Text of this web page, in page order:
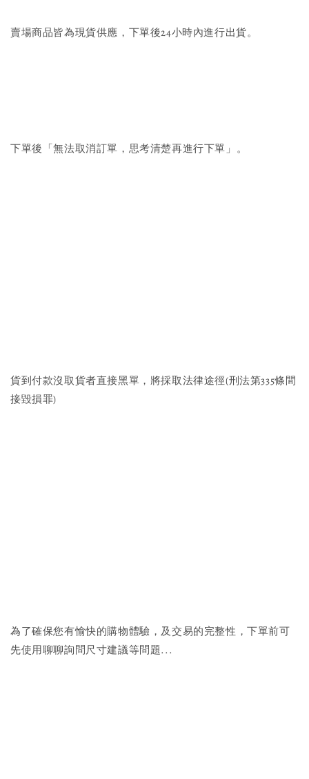
賣場商品皆為現貨供應，下單後24小時內進行出貨。
下單後「無法取消訂單，思考清楚再進行下單」。
貨到付款沒取貨者直接黑單，將採取法律途徑(刑法第335條間
接毀損罪)
為了確保您有愉快的購物體驗，及交易的完整性，下單前可
先使用聊聊詢問尺寸建議等問題...